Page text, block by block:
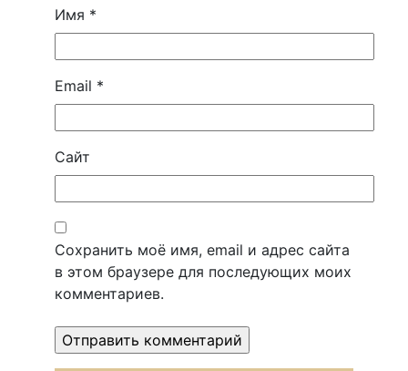
Имя *
Email *
Сайт
Сохранить моё имя, email и адрес сайта
в этом браузере для последующих моих
комментариев.